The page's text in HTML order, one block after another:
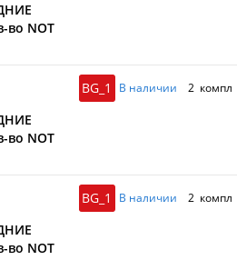
во NOT
во NOT
BG_1 В наличии 2 компл
во NOT
BG_1 В наличии 2 компл